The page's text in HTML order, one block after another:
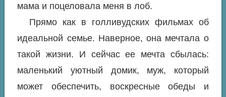
мама и поцеловала меня в лоб.
Прямо как в голливудских фильмах об
идеальной семье. Наверное, она мечтала о
такой жизни. И сейчас ее мечта сбылась:
маленький уютный домик, муж, который
может обеспечить, воскресные обеды и